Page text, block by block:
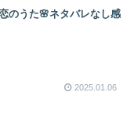
のうた🌸ネタバレなし感
2025.01.06